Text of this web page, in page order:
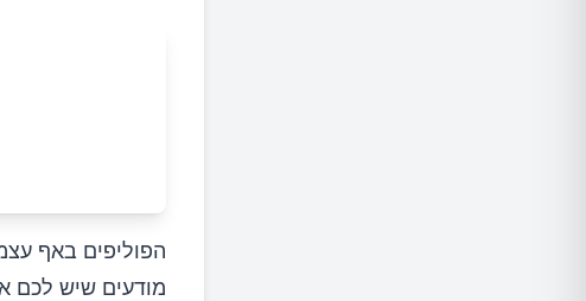
הפוליפים באף
מודעים שיש לכם